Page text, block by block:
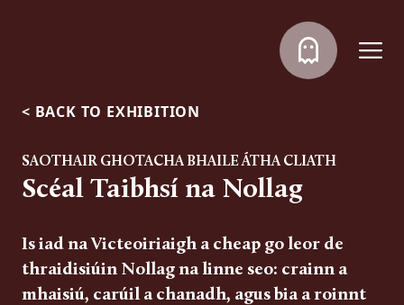
< BACK TO EXHIBITION
SAOTHAIR GHOTACHA BHAILE ÁTHA CLIATH
Scéal Taibhsí na Nollag
Is iad na Victeoiriaigh a cheap go leor de
thraidisiúin Nollag na linne seo: crainn a
mhaisiú, carúil a chanadh, agus bia a roinnt